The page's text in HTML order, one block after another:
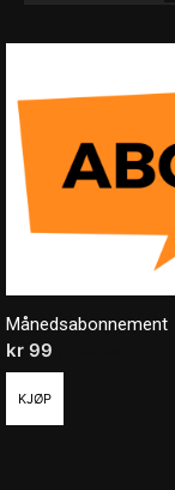
Månedsabonnement
kr 99
KJØP